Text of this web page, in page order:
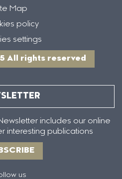
Map
policy
settings
All rights reserved
includes our online
interesting publications
us